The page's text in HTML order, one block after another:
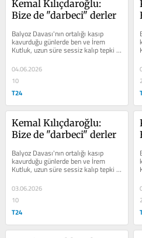
Kemal Kılıçdaroğlu:
Bize de "darbeci" derler
Balyoz Davası'nın ortalığı kasıp
kavurduğu günlerde ben ve İrem
Kutluk, uzun süre sessiz kalıp tepki
koymaktan özenle kaçınan ana...
04.06.2026
10
T24
Kemal Kılıçdaroğlu:
Bize de "darbeci" derler
Balyoz Davası'nın ortalığı kasıp
kavurduğu günlerde ben ve İrem
Kutluk, uzun süre sessiz kalıp tepki
koymaktan özenle kaçınan ana...
03.06.2026
10
T24